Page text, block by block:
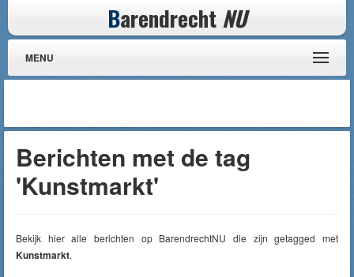
Barendrecht NU
MENU
Berichten met de tag
'Kunstmarkt'
Bekijk hier alle berichten op BarendrechtNU die zijn getagged met
Kunstmarkt.